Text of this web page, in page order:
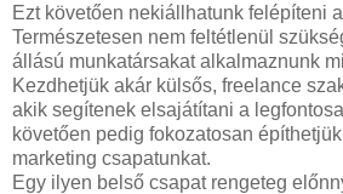
Ezt követően nekiállhatunk felépíteni
Természetesen nem feltétlenül
állású munkatársakat alkalmaznunk
Kezdhetjük akár külsős, freelance
akik segítenek elsajátítani a
követően pedig fokozatosan
marketing csapatunkat.
Egy ilyen belső csapat rengeteg